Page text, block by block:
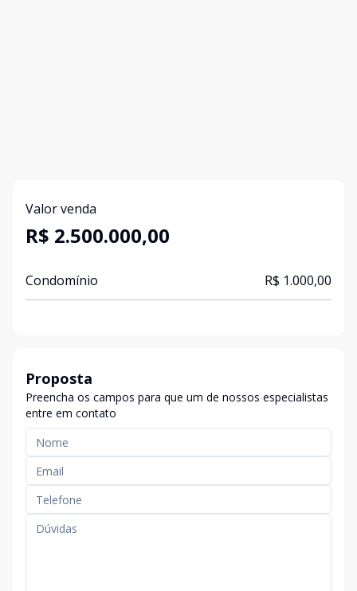
Valor venda
R$ 2.500.000,00
Condomínio R$ 1.000,00
Proposta
Preencha os campos para que um de nossos especialistas
entre em contato